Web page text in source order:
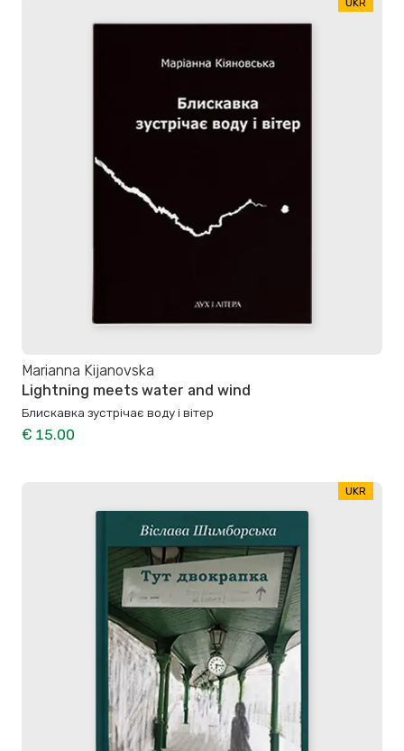
UKR
Marianna Kijanovska
Lightning meets water and wind
Блискавка зустрічає воду і вітер
€ 15.00
UKR